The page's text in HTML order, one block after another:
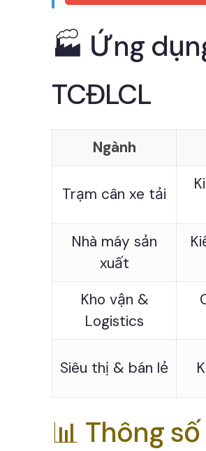
🏭 Ứng
TCĐLCL
Ngành
Trạm cân xe tải
Nhà máy sản
xuất
Kho vận &
Logistics
Siêu thị & bán lẻ
📊 Thông